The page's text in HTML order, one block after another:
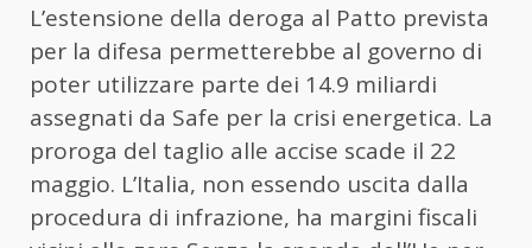
L’estensione della deroga al Patto prevista
per la difesa permetterebbe al governo di
poter utilizzare parte dei 14.9 miliardi
assegnati da Safe per la crisi energetica. La
proroga del taglio alle accise scade il 22
maggio. L’Italia, non essendo uscita dalla
procedura di infrazione, ha margini fiscali